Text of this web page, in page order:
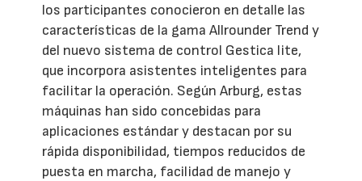
los participantes conocieron en detalle las
características de la gama Allrounder Trend y
del nuevo sistema de control Gestica lite,
que incorpora asistentes inteligentes para
facilitar la operación. Según Arburg, estas
máquinas han sido concebidas para
aplicaciones estándar y destacan por su
rápida disponibilidad, tiempos reducidos de
puesta en marcha, facilidad de manejo y